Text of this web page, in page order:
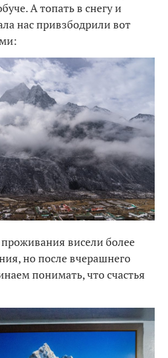
А топать в снегу и
нас привзбодрили вот
проживания висели более
но после вчерашнего
понимать, что счастья